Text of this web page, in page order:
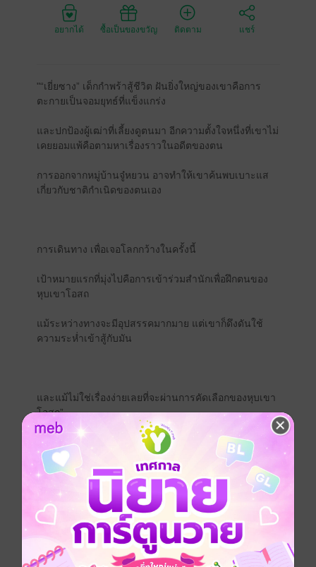
อยากได้ ซื้อเป็นของขวัญ ติดตาม แชร์
"“เยี่ยซาง” เด็กกำพร้าสู้ชีวิต ฝันยิ่งใหญ่ของเขาคือการ
ตะกายเป็นจอมยุทธ์ที่แข็งแกร่ง
และปกป้องผู้เฒ่าที่เลี้ยงดูตนมา อีกความตั้งใจหนึ่งที่เขาไม่
เคยยอมแพ้คือตามหาเรื่องราวในอดีตของตน
การออกจากหมู่บ้านจู๋หยวน อาจทำให้เขาค้นพบเบาะแส
เกี่ยวกับชาติกำเนิดของตนเอง
การเดินทาง เพื่อเจอโลกกว้างในครั้งนี้
เป้าหมายแรกที่มุ่งไปคือการเข้าร่วมสำนักเพื่อฝึกตนของ
หุบเขาโอสถ
แม้ระหว่างทางจะมีอุปสรรคมากมาย แต่เขาก็ดึงดันใช้
ความระห่ำเข้าสู้กับมัน
และแม้ไม่ใช่เรื่องง่ายเลยที่จะผ่านการคัดเลือกของหุบเขา
โอสถ”
แต่จงอย่าได้ประเมินเขาต่ำเกินไป!
มังกรแม้ตอนเด็กจะดูอ่อนแอ
แต่เมื่อถึงเวลามันก็จะเคลื่อนไหว